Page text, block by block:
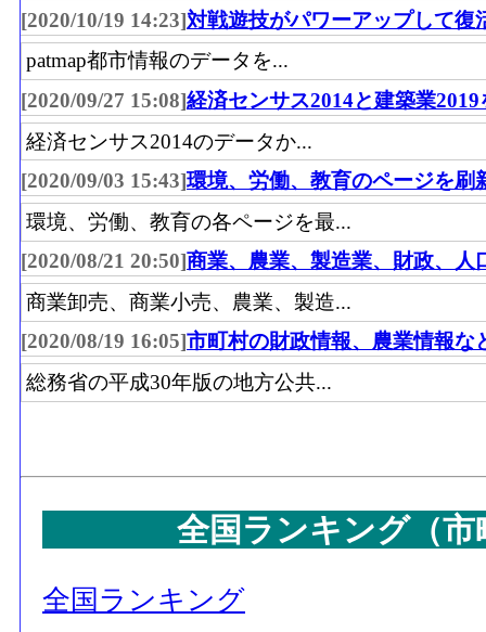
[2020/10/19 14:23]対戦遊技がパワーアップして復
patmap都市情報のデータを...
[2020/09/27 15:08]経済センサス2014と建築業2019
経済センサス2014のデータか...
[2020/09/03 15:43]環境、労働、教育のページを刷
環境、労働、教育の各ページを最...
[2020/08/21 20:50]商業、農業、製造業、財政、人
商業卸売、商業小売、農業、製造...
[2020/08/19 16:05]市町村の財政情報、農業情報な
総務省の平成30年版の地方公共...
全国ランキング（
全国ランキング